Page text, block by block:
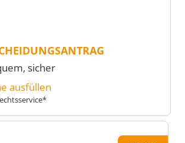
sicher
ausfüllen